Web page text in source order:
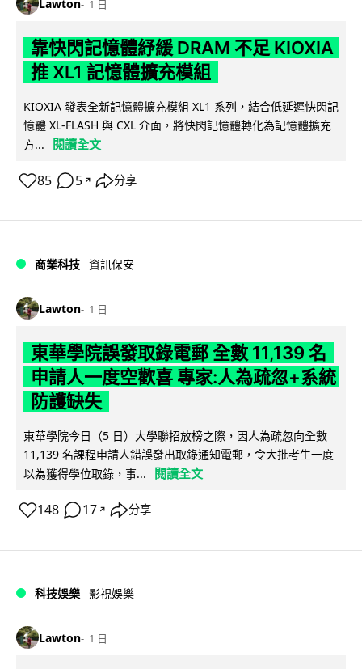
Lawton 1 日
靠快閃記憶體紓緩 DRAM 不足 KIOXIA
推 XL1 記憶體擴充模組
KIOXIA 發表全新記憶體擴充模組 XL1 系列，結合低延遲快閃記
憶體 XL-FLASH 與 CXL 介面，將快閃記憶體轉化為記憶體擴充
方...
閱讀全文
85 5 ↗ 分享
商業科技 資訊保安
Lawton 1 日
東華學院誤發取錄電郵 全數 11,139 名
申請人一度空歡喜 專家:人為疏忽+系統
防護缺失
東華學院今日（5 日）大學聯招放榜之際，因人為疏忽向全數
11,139 名課程申請人錯誤發出取錄通知電郵，令大批考生一度
以為獲得學位取錄，事...
閱讀全文
148 17 ↗ 分享
科技娛樂 影視娛樂
Lawton 1 日